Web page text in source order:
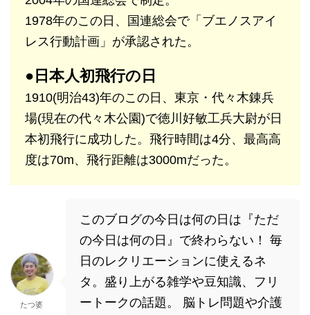
1978年のこの日、国連総会で「ブエノスアイ
レス行動計画」が承認された。
●日本人初飛行の日
1910(明治43)年のこの日、東京・代々木錬兵
場(現在の代々木公園)で徳川好敏工兵大尉が日
本初飛行に成功した。飛行時間は4分、最高高
度は70m、飛行距離は3000mだった。
たつ婆
このブログの今日は何の日は『ただ
の今日は何の日』で終わらない！ 毎
日のレクリエーションに使えるネ
タ。盛り上がる雑学や豆知識、フリ
ートークの話題。 脳トレ問題や介護